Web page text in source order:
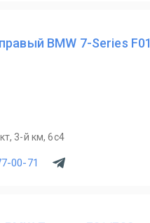
BMW 7-Series F01
3-й км, 6с4
00-71